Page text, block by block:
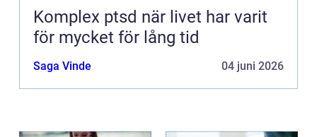
Komplex ptsd när livet har varit
för mycket för lång tid
Saga Vinde 04 juni 2026